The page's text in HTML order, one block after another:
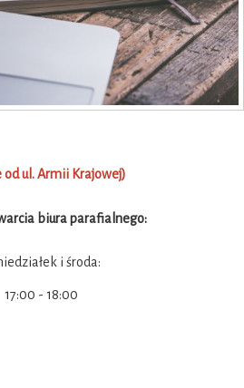
od ul. Armii Krajowej)
biura parafialnego:
i środa:
17:00 - 18:00